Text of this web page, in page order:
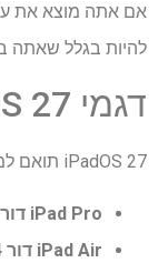
אם אתה מוצא את
להיות בגלל שאתה
דגמי iPadOS 27 נתמכים
iPadOS 27 תואם למכשירים הבאים:
iPad Pro דור 2 ואילך
iPad Air דור 4 ואילך